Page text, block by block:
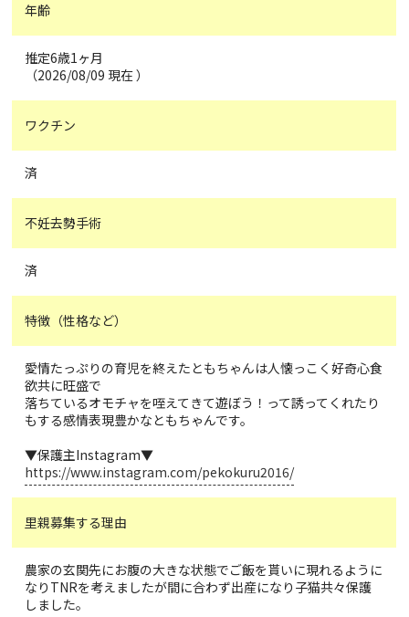
年齢
推定6歳1ヶ月
（2026/08/09 現在 ）
ワクチン
済
不妊去勢手術
済
特徴（性格など）
愛情たっぷりの育児を終えたともちゃんは人懐っこく好奇心食
欲共に旺盛で
落ちているオモチャを咥えてきて遊ぼう！って誘ってくれたり
もする感情表現豊かなともちゃんです。
▼保護主Instagram▼
https://www.instagram.com/pekokuru2016/
里親募集する理由
農家の玄関先にお腹の大きな状態でご飯を貰いに現れるように
なりTNRを考えましたが間に合わず出産になり子猫共々保護
しました。